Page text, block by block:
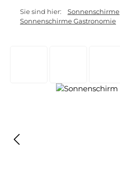
Sie sind hier:
Sonnenschirme
Sonnenschirme Gastronomie